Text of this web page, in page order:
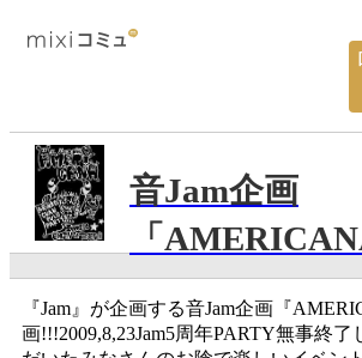
音Jam企画
「
『Jam』が企画する音Jam企画『
画!!!2009,8,23Jam5周年PARTY無事終了